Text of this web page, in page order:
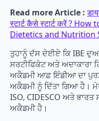
Read more Article :
स्टार्ट कैसे स्टार्ट करें ?
Dietetics and Nutrition
ਤੁਹਾਨੂੰ ਦੱਸ ਦੇਈਏ ਕਿ IBE
ਸਰਟੀਫਿਕੇਟ ਅਤੇ ਅਦਾਕਾਰਾ
ਅਕੈਡਮੀ ਆਫ਼ ਇੰਡੀਆ ਦਾ
ਅਕੈਡਮੀ ਨੂੰ ਦਿੱਤਾ ਗਿਆ ਹੈ।
ISO, CIDESCO ਅਤੇ
ਅਕੈਡਮੀ ਹੈ।